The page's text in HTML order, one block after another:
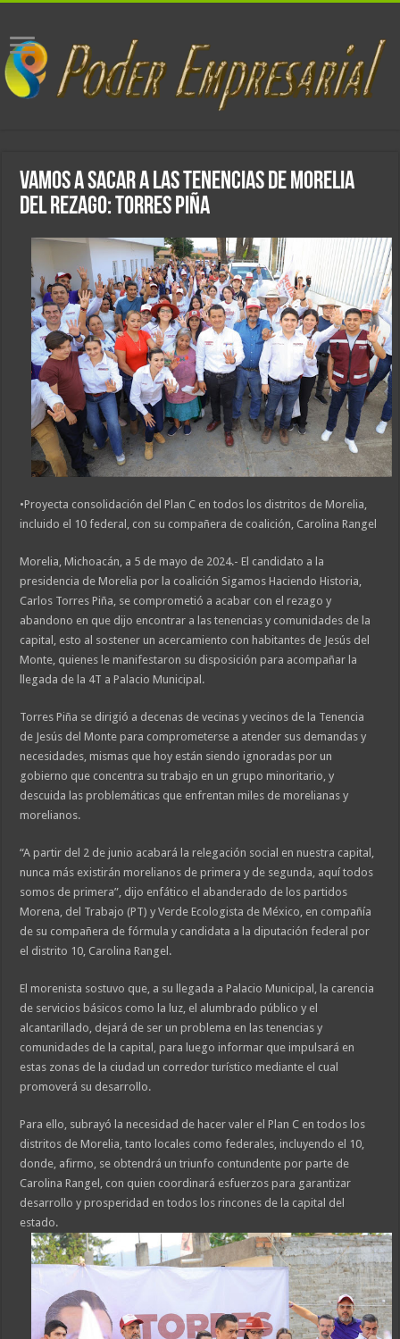
Vamos a sacar a las tenencias de Morelia
del rezago: Torres Piña
•Proyecta consolidación del Plan C en todos los distritos de Morelia,
incluido el 10 federal, con su compañera de coalición, Carolina Rangel
Morelia, Michoacán, a 5 de mayo de 2024.- El candidato a la
presidencia de Morelia por la coalición Sigamos Haciendo Historia,
Carlos Torres Piña, se comprometió a acabar con el rezago y
abandono en que dijo encontrar a las tenencias y comunidades de la
capital, esto al sostener un acercamiento con habitantes de Jesús del
Monte, quienes le manifestaron su disposición para acompañar la
llegada de la 4T a Palacio Municipal.
Torres Piña se dirigió a decenas de vecinas y vecinos de la Tenencia
de Jesús del Monte para comprometerse a atender sus demandas y
necesidades, mismas que hoy están siendo ignoradas por un
gobierno que concentra su trabajo en un grupo minoritario, y
descuida las problemáticas que enfrentan miles de morelianas y
morelianos.
“A partir del 2 de junio acabará la relegación social en nuestra capital,
nunca más existirán morelianos de primera y de segunda, aquí todos
somos de primera”, dijo enfático el abanderado de los partidos
Morena, del Trabajo (PT) y Verde Ecologista de México, en compañía
de su compañera de fórmula y candidata a la diputación federal por
el distrito 10, Carolina Rangel.
El morenista sostuvo que, a su llegada a Palacio Municipal, la carencia
de servicios básicos como la luz, el alumbrado público y el
alcantarillado, dejará de ser un problema en las tenencias y
comunidades de la capital, para luego informar que impulsará en
estas zonas de la ciudad un corredor turístico mediante el cual
promoverá su desarrollo.
Para ello, subrayó la necesidad de hacer valer el Plan C en todos los
distritos de Morelia, tanto locales como federales, incluyendo el 10,
donde, afirmo, se obtendrá un triunfo contundente por parte de
Carolina Rangel, con quien coordinará esfuerzos para garantizar
desarrollo y prosperidad en todos los rincones de la capital del
estado.